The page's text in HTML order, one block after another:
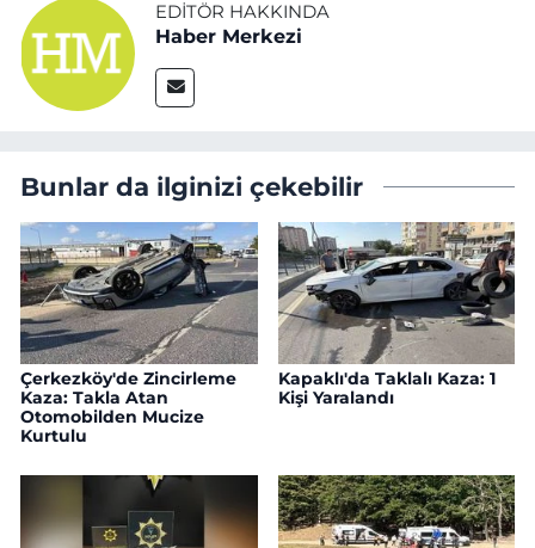
EDITÖR HAKKINDA
Haber Merkezi
Bunlar da ilginizi çekebilir
Çerkezköy'de Zincirleme
Kaza: Takla Atan
Otomobilden Mucize
Kurtulu
Kapaklı'da Taklalı Kaza: 1
Kişi Yaralandı